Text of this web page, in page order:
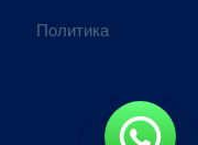
Политика